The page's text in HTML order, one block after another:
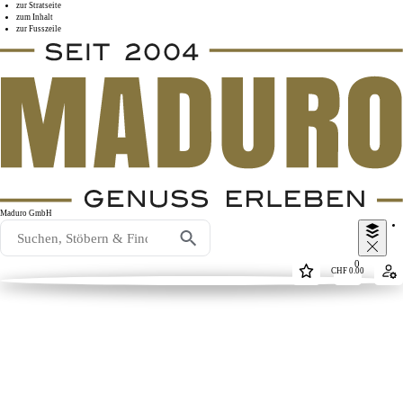
zur Stratseite
zum Inhalt
zur Fusszeile
Maduro GmbH
CHF0.00
0